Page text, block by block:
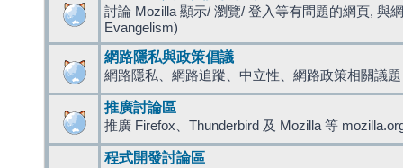
討論 Mozilla 顯示/ 瀏覽/ 登入等有問題的網頁, 與
Evangelism)
網路隱私與政策倡議
網路隱私、網路追蹤、中立性、網路政策相關議題
推廣討論區
推廣 Firefox、Thunderbird 及 Mozilla 等
程式開發討論區